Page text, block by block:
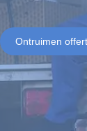
Ontruimen